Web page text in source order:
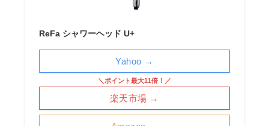
ReFa シャワーヘッド U+
＼ポイント最大11倍！／
楽天市場 →
Yahoo →